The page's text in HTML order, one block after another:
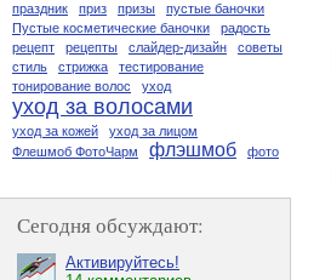
праздник
приз призы
пустые баночки
Пустые косметические баночки
радость
рецепт
рецепты слайдер-дизайн
советы
стиль
стрижка
тестирование
тонирование волос
уход
уход за волосами
уход за кожей
уход за лицом
Флешмоб ФотоЧарм
флэшмоб фото
Сегодня обсуждают:
Активируйтесь!